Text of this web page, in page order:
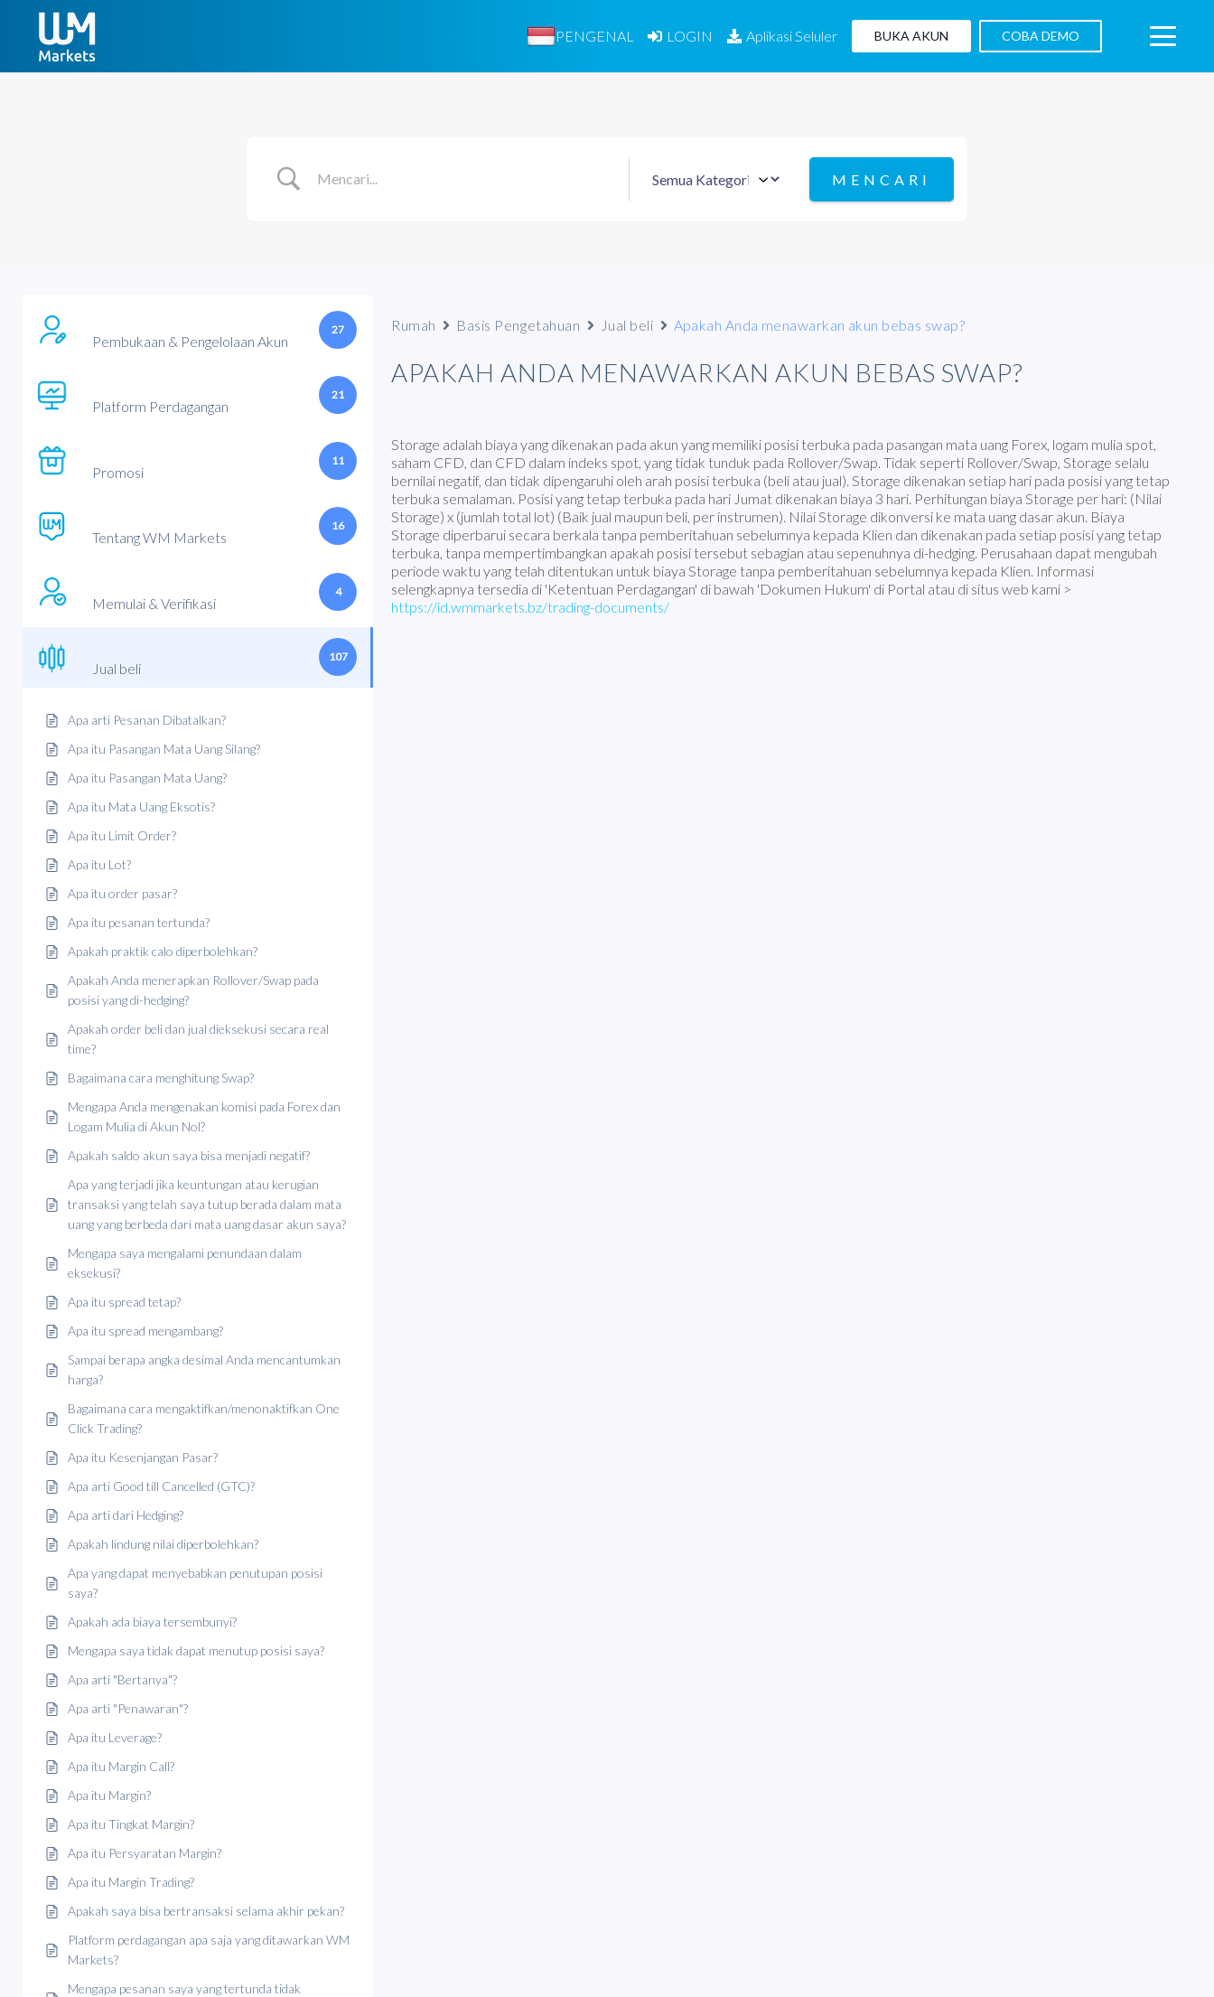
PENGENAL LOGIN Aplikasi Seluler BUKA AKUN COBA DEMO
Pembukaan & Pengelolaan Akun
27
Platform Perdagangan
21
Promosi
11
Tentang WM Markets
16
Memulai & Verifikasi
4
Jual beli
107
Apa arti Pesanan Dibatalkan?
Apa itu Pasangan Mata Uang Silang?
Apa itu Pasangan Mata Uang?
Apa itu Mata Uang Eksotis?
Apa itu Limit Order?
Apa itu Lot?
Apa itu order pasar?
Apa itu pesanan tertunda?
Apakah praktik calo diperbolehkan?
Apakah Anda menerapkan Rollover/Swap pada
posisi yang di-hedging?
Apakah order beli dan jual dieksekusi secara real
time?
Bagaimana cara menghitung Swap?
Mengapa Anda mengenakan komisi pada Forex dan
Logam Mulia di Akun Nol?
Apakah saldo akun saya bisa menjadi negatif?
Apa yang terjadi jika keuntungan atau kerugian
transaksi yang telah saya tutup berada dalam mata
uang yang berbeda dari mata uang dasar akun saya?
Mengapa saya mengalami penundaan dalam
eksekusi?
Apa itu spread tetap?
Apa itu spread mengambang?
Sampai berapa angka desimal Anda mencantumkan
harga?
Bagaimana cara mengaktifkan/menonaktifkan One
Click Trading?
Apa itu Kesenjangan Pasar?
Apa arti Good till Cancelled (GTC)?
Apa arti dari Hedging?
Apakah lindung nilai diperbolehkan?
Apa yang dapat menyebabkan penutupan posisi
saya?
Apakah ada biaya tersembunyi?
Mengapa saya tidak dapat menutup posisi saya?
Apa arti "Bertanya"?
Apa arti "Penawaran"?
Apa itu Leverage?
Apa itu Margin Call?
Apa itu Margin?
Apa itu Tingkat Margin?
Apa itu Persyaratan Margin?
Apa itu Margin Trading?
Apakah saya bisa bertransaksi selama akhir pekan?
Platform perdagangan apa saja yang ditawarkan WM
Markets?
Mengapa pesanan saya yang tertunda tidak
Rumah Basis Pengetahuan Jual beli Apakah Anda menawarkan akun bebas swap?
APAKAH ANDA MENAWARKAN AKUN BEBAS SWAP?
Storage adalah biaya yang dikenakan pada akun yang memiliki posisi terbuka pada pasangan mata uang Forex, logam mulia spot,
saham CFD, dan CFD dalam indeks spot, yang tidak tunduk pada Rollover/Swap. Tidak seperti Rollover/Swap, Storage selalu
bernilai negatif, dan tidak dipengaruhi oleh arah posisi terbuka (beli atau jual). Storage dikenakan setiap hari pada posisi yang tetap
terbuka semalaman. Posisi yang tetap terbuka pada hari Jumat dikenakan biaya 3 hari. Perhitungan biaya Storage per hari: (Nilai
Storage) x (jumlah total lot) (Baik jual maupun beli, per instrumen). Nilai Storage dikonversi ke mata uang dasar akun. Biaya
Storage diperbarui secara berkala tanpa pemberitahuan sebelumnya kepada Klien dan dikenakan pada setiap posisi yang tetap
terbuka, tanpa mempertimbangkan apakah posisi tersebut sebagian atau sepenuhnya di-hedging. Perusahaan dapat mengubah
periode waktu yang telah ditentukan untuk biaya Storage tanpa pemberitahuan sebelumnya kepada Klien. Informasi
selengkapnya tersedia di 'Ketentuan Perdagangan' di bawah 'Dokumen Hukum' di Portal atau di situs web kami >
https://id.wmmarkets.bz/trading-documents/